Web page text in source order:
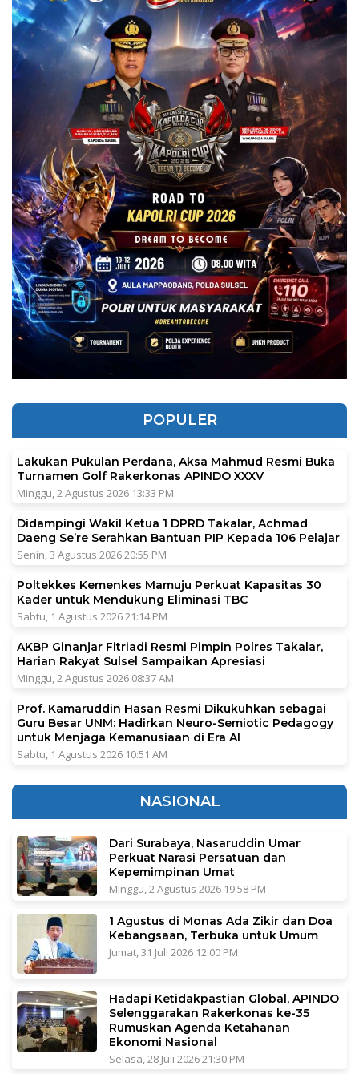
POPULER
Lakukan Pukulan Perdana, Aksa Mahmud Resmi Buka
Turnamen Golf Rakerkonas APINDO XXXV
Minggu, 2 Agustus 2026 13:33 PM
Didampingi Wakil Ketua 1 DPRD Takalar, Achmad
Daeng Se’re Serahkan Bantuan PIP Kepada 106 Pelajar
Senin, 3 Agustus 2026 20:55 PM
Poltekkes Kemenkes Mamuju Perkuat Kapasitas 30
Kader untuk Mendukung Eliminasi TBC
Sabtu, 1 Agustus 2026 21:14 PM
AKBP Ginanjar Fitriadi Resmi Pimpin Polres Takalar,
Harian Rakyat Sulsel Sampaikan Apresiasi
Minggu, 2 Agustus 2026 08:37 AM
Prof. Kamaruddin Hasan Resmi Dikukuhkan sebagai
Guru Besar UNM: Hadirkan Neuro-Semiotic Pedagogy
untuk Menjaga Kemanusiaan di Era AI
Sabtu, 1 Agustus 2026 10:51 AM
NASIONAL
Dari Surabaya, Nasaruddin Umar
Perkuat Narasi Persatuan dan
Kepemimpinan Umat
Minggu, 2 Agustus 2026 19:58 PM
1 Agustus di Monas Ada Zikir dan Doa
Kebangsaan, Terbuka untuk Umum
Jumat, 31 Juli 2026 12:00 PM
Hadapi Ketidakpastian Global, APINDO
Selenggarakan Rakerkonas ke-35
Rumuskan Agenda Ketahanan
Ekonomi Nasional
Selasa, 28 Juli 2026 21:30 PM